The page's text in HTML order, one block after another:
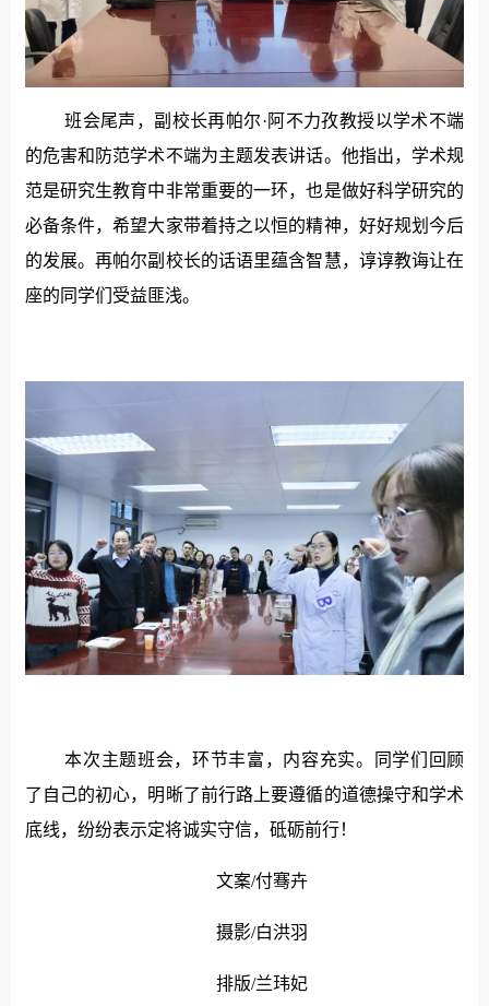
班会尾声，副校长再帕尔·阿不力孜教授以学术不端
的危害和防范学术不端为主题发表讲话。他指出，学术规
范是研究生教育中非常重要的一环，也是做好科学研究的
必备条件，希望大家带着持之以恒的精神，好好规划今后
的发展。再帕尔副校长的话语里蕴含智慧，谆谆教诲让在
座的同学们受益匪浅。
本次主题班会，环节丰富，内容充实。同学们回顾
了自己的初心，明晰了前行路上要遵循的道德操守和学术
底线，纷纷表示定将诚实守信，砥砺前行！
文案/付骞卉
摄影/白洪羽
排版/兰玮妃